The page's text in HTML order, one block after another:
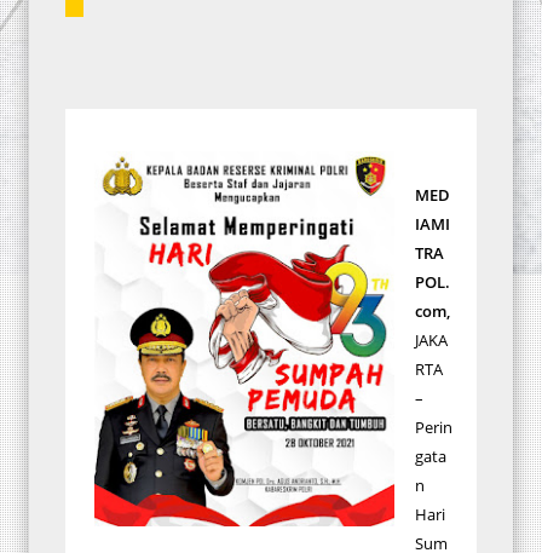
MED
IAMI
TRA
POL.
com,
JAKA
RTA
–
Perin
gata
n
Hari
Sum